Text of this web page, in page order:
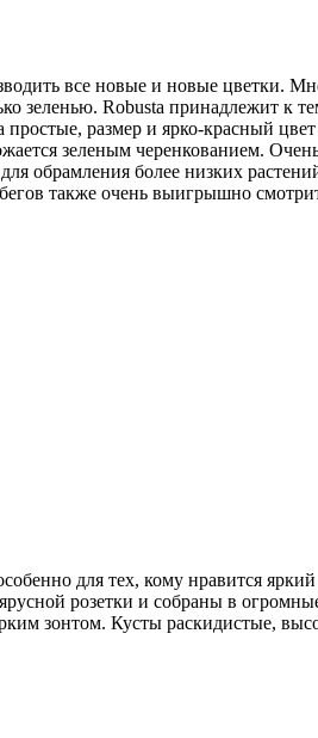
все новые и новые цветки.
зеленью. Robusta принадлежит к
размер и ярко-красный
зеленым черенкованием.
обрамления более низких
также очень выигрышно
для тех, кому нравится
розетки и собраны в
зонтом. Кусты раскидистые,